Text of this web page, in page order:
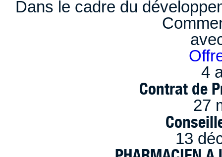
Dans le cadre du
4
Contrat de
27
13